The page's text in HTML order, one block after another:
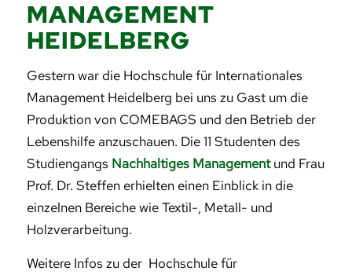
MANAGEMENT
HEIDELBERG
Gestern war die Hochschule für Internationales
Management Heidelberg bei uns zu Gast um die
Produktion von COMEBAGS und den Betrieb der
Lebenshilfe anzuschauen. Die 11 Studenten des
Studiengangs Nachhaltiges Managementund Frau
Prof. Dr. Steffen erhielten einen Einblick in die
einzelnen Bereiche wie Textil-, Metall- und
Holzverarbeitung.
Weitere Infos zu der Hochschule für